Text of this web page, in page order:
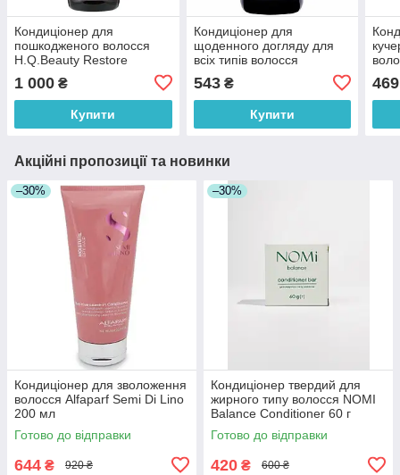
Кондиціонер для
пошкодженого волосся
H.Q.Beauty Restore
Damaged Hair Conditioner
950 мл
1 000 ₴
Купити
Кондиціонер для
щоденного догляду для
всіх типів волосся
Conditioner 280 мл
543₴
Купити
469
Акційні пропозиції та новинки
–30%
Кондиціонер для зволоження
волосся Alfaparf Semi Di Lino
200 мл
Готово до відправки
644 ₴ 920 ₴
–30%
Кондиціонер твердий для
жирного типу волосся NOMI
Balance Conditioner 60 г
Готово до відправки
420 ₴ 600 ₴